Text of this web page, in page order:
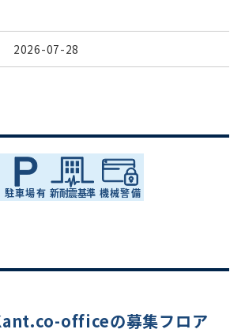
2026-07-28
officeの募集フロア